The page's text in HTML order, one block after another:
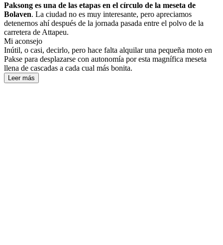
Paksong es una de las etapas en el círculo de la meseta de
Bolaven. La ciudad no es muy interesante, pero apreciamos
detenernos ahí después de la jornada pasada entre el polvo de la
carretera de Attapeu.
Mi aconsejo
Inútil, o casi, decirlo, pero hace falta alquilar una pequeña moto en
Pakse para desplazarse con autonomía por esta magnífica meseta
llena de cascadas a cada cual más bonita.
Leer más